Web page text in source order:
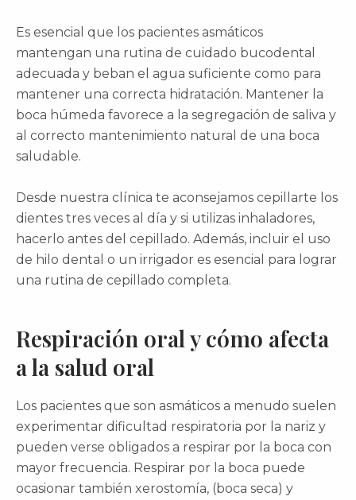
Es esencial que los pacientes asmáticos
mantengan una rutina de cuidado bucodental
adecuada y beban el agua suficiente como para
mantener una correcta hidratación. Mantener la
boca húmeda favorece a la segregación de saliva y
al correcto mantenimiento natural de una boca
saludable.
Desde nuestra clínica te aconsejamos cepillarte los
dientes tres veces al día y si utilizas inhaladores,
hacerlo antes del cepillado. Además, incluir el uso
de hilo dental o un irrigador es esencial para lograr
una rutina de cepillado completa.
Respiración oral y cómo afecta
a la salud oral
Los pacientes que son asmáticos a menudo suelen
experimentar dificultad respiratoria por la nariz y
pueden verse obligados a respirar por la boca con
mayor frecuencia. Respirar por la boca puede
ocasionar también xerostomía, (boca seca) y